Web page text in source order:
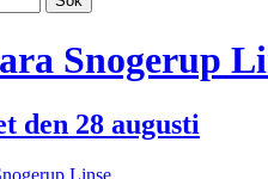
Snogerup
den 28 augusti
Linse